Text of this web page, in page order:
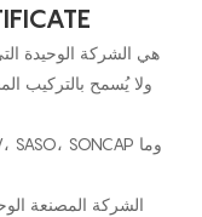
الشركة المصنعة